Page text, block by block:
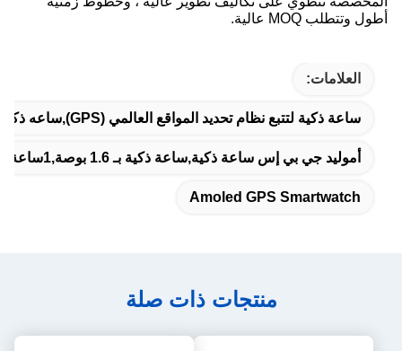
أطول وتتطلب MOQ عالية.
العلامات:
ساعة ذكية لتتبع نظام تحديد المواقع العالمي (GPS),ساعه ذكيه GPS رياضيه,ساعة أموليد جي بي إس الذكية
أموليد جي بي إس ساعة ذكية,ساعة ذكية بـ 1.6 بوصة,1ساعة ذكية بـ 6 بوصات مع نظام تحديد المواقع
Amoled GPS Smartwatch
منتجات ذات صلة